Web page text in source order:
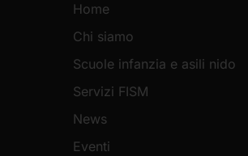
Home
Chi siamo
Scuole infanzia e asili nido
Servizi FISM
News
Eventi